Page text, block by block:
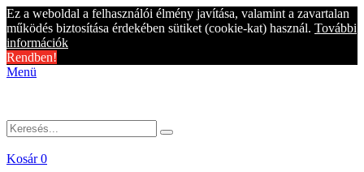
Ez a weboldal a felhasználói élmény javítása, valamint a zavartalan
működés biztosítása érdekében sütiket (cookie-kat) használ. További
információk
Rendben!
Menü
Kosár 0